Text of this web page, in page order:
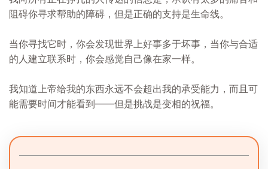
阻碍你寻求帮助的障碍，但是正确的支持是生命线。
当你寻找它时，你会发现世界上好事多于坏事，当你与合适
的人建立联系时，你会感觉自己像在家一样。
我知道上帝给我的东西永远不会超出我的承受能力，而且可
能需要时间才能看到——但是挑战是变相的祝福。